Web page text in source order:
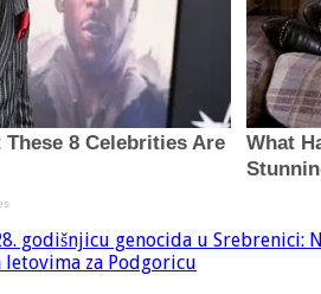
godišnjicu genocida u Srebrenici:
letovima za Podgoricu